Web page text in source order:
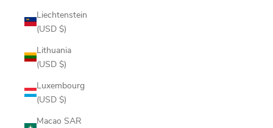
Liechtenstein
(USD $)
Lithuania
(USD $)
Luxembourg
(USD $)
Macao SAR